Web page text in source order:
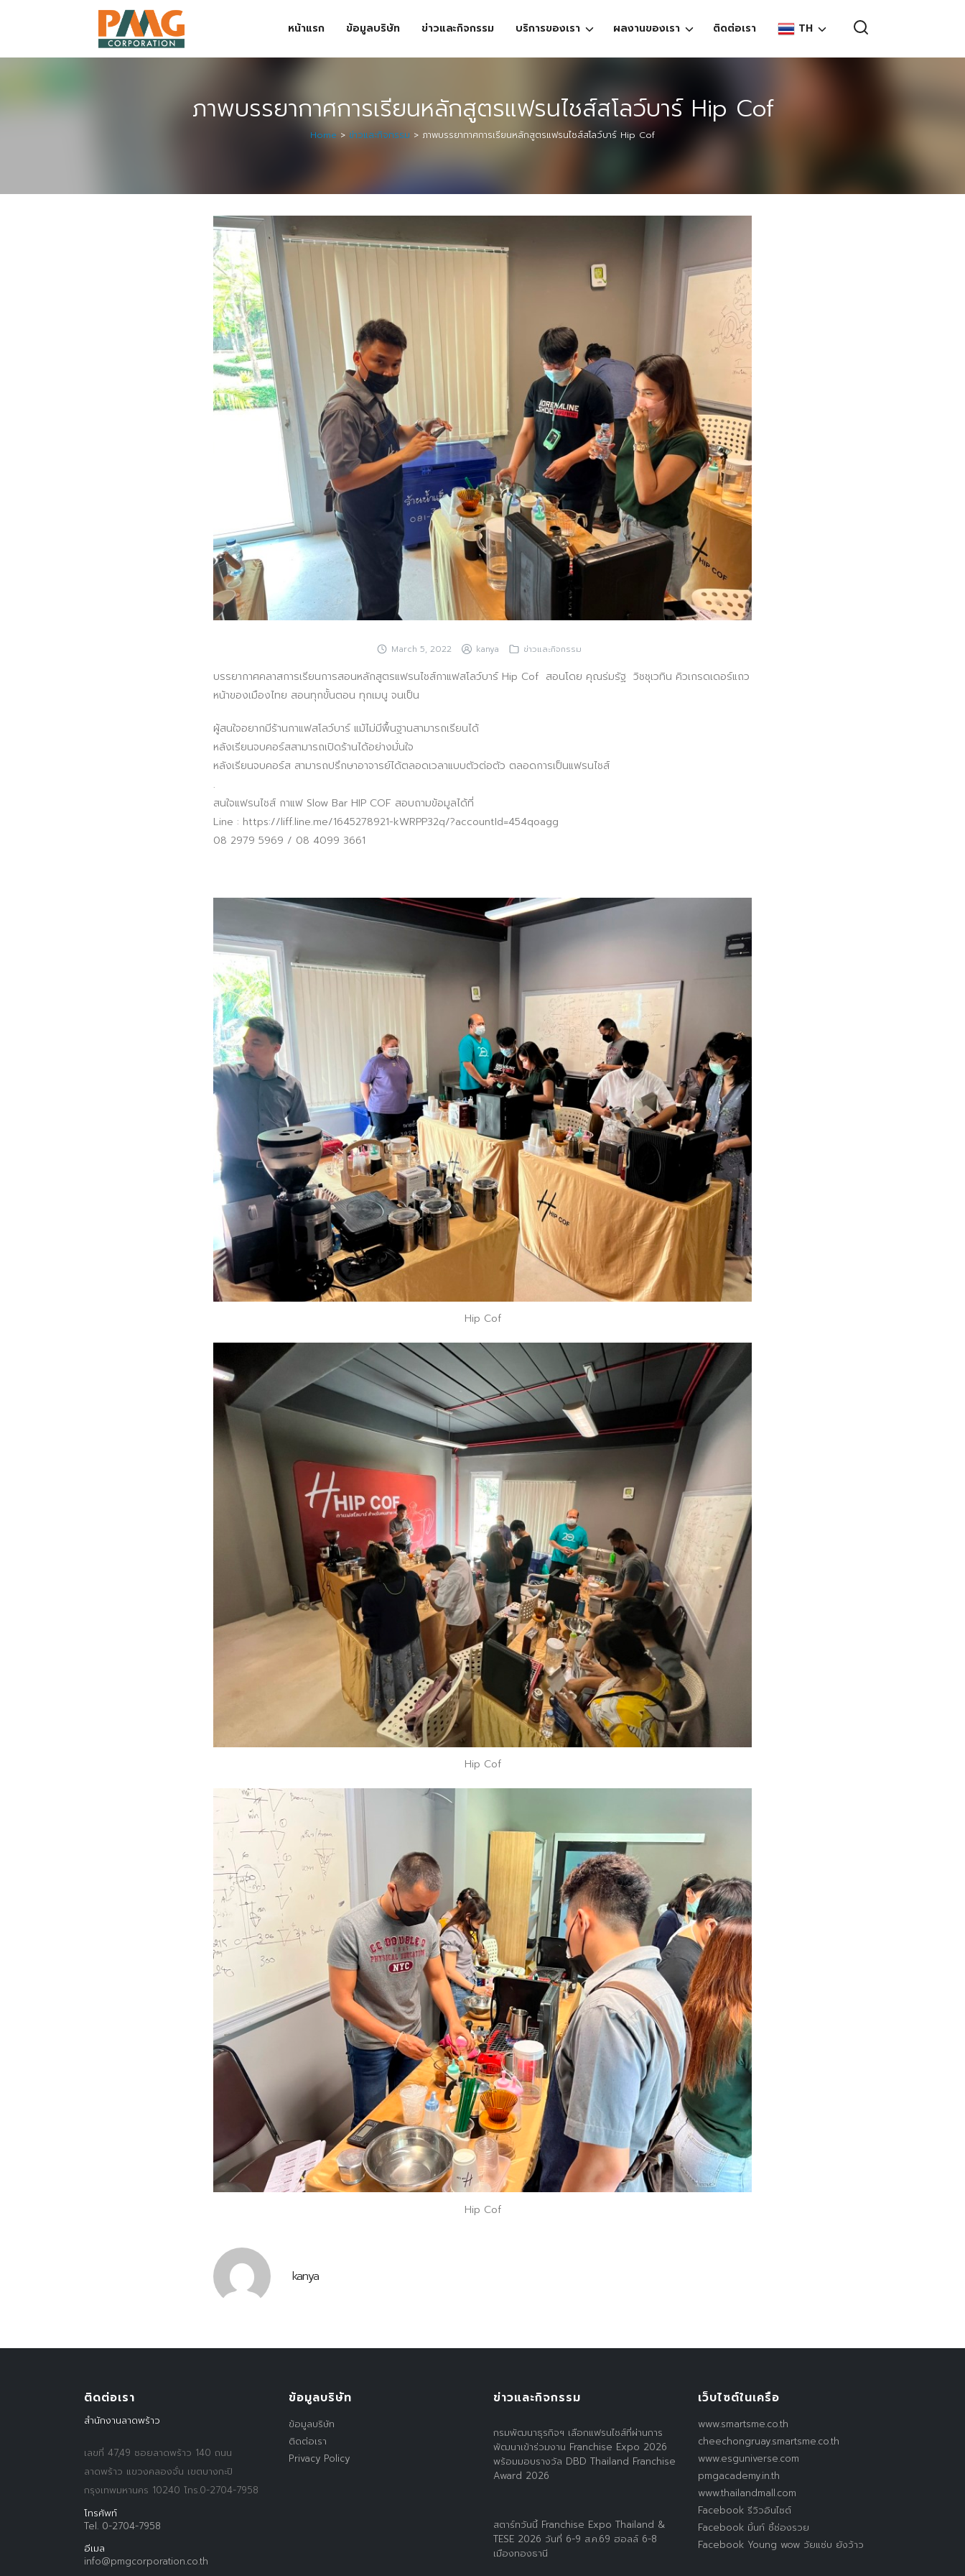
หน้าแรก ข้อมูลบริษัท ข่าวและกิจกรรม บริการของเรา ผลงานของเรา ติดต่อเรา TH
Seminar Service Solution
Trading & E-Commerce Solution
จัดงานแสดงสินค้าและอีเว้นท์ต่าง ๆ
ประชาสัมพันธ์ผ่านสื่อออฟไลน์และสื่อออนไลน์
อบรมสัมมนาออฟไลน์และออนไลน์
Search
for:
Search
ภาพบรรยากาศการเรียนหลักสูตรแฟรนไชส์สโลว์บาร์ Hip Cof
Home > ข่าวและกิจกรรม > ภาพบรรยากาศการเรียนหลักสูตรแฟรนไชส์สโลว์บาร์ Hip Cof
March 5, 2022 kanya ข่าวและกิจกรรม
บรรยากาศคลาสการเรียนการสอนหลักสูตรแฟรนไชส์กาแฟสโลว์บาร์ Hip Cof สอนโดย คุณร่มรัฐ วิชชุเวทิน คิวเกรดเดอร์แถว
หน้าของเมืองไทย สอนทุกขั้นตอน ทุกเมนู จนเป็น
ผู้สนใจอยากมีร้านกาแฟสโลว์บาร์ แม้ไม่มีพื้นฐานสามารถเรียนได้
หลังเรียนจบคอร์สสามารถเปิดร้านได้อย่างมั่นใจ
หลังเรียนจบคอร์ส สามารถปรึกษาอาจารย์ได้ตลอดเวลาแบบตัวต่อตัว ตลอดการเป็นแฟรนไชส์
.
สนใจแฟรนไชส์ กาแฟ Slow Bar HIP COF สอบถามข้อมูลได้ที่
Line : https://liff.line.me/1645278921-kWRPP32q/?accountId=454qoagg
08 2979 5969 / 08 4099 3661
Hip Cof
Hip Cof
Hip Cof
kanya
ติดต่อเรา
สำนักงานลาดพร้าว
เลขที่ 47,49 ซอยลาดพร้าว 140 ถนน
ลาดพร้าว แขวงคลองจั่น เขตบางกะปิ
กรุงเทพมหานคร 10240 โทร.0-2704-7958
โทรศัพท์
Tel. 0-2704-7958
อีเมล
info@pmgcorporation.co.th
ข้อมูลบริษัท
ข้อมูลบริษัท
ติดต่อเรา
Privacy Policy
ข่าวและกิจกรรม
กรมพัฒนาธุรกิจฯ เลือกแฟรนไชส์ที่ผ่านการ
พัฒนาเข้าร่วมงาน Franchise Expo 2026
พร้อมมอบรางวัล DBD Thailand Franchise
Award 2026
สตาร์ทวันนี้ Franchise Expo Thailand &
TESE 2026 วันที่ 6-9 ส.ค.69 ฮอลล์ 6-8
เมืองทองธานี
เว็บไซต์ในเครือ
www.smartsme.co.th
cheechongruay.smartsme.co.th
www.esguniverse.com
pmgacademy.in.th
www.thailandmall.com
Facebook รีวิวอินไซต์
Facebook มิ้นท์ ชี้ช่องรวย
Facebook Young wow วัยแซ่บ ยังว้าว